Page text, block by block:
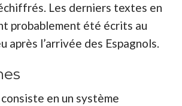
Les derniers textes en
probablement été écrits au
après l’arrivée des Espagnols.
consiste en un système